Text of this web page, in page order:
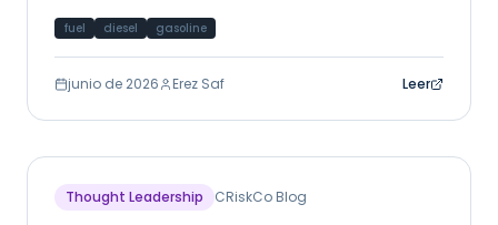
mexicanas.
fuel diesel gasoline
junio de 2026 Erez Saf Leer
Thought Leadership CRiskCo Blog